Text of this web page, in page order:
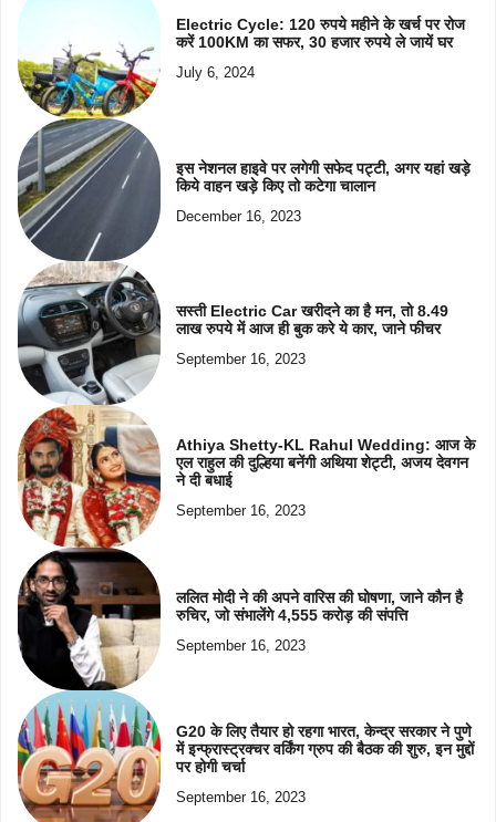
Electric Cycle: 120 रुपये महीने के खर्च पर रोज
करें 100KM का सफर, 30 हजार रुपये ले जायें घर
July 6, 2024
इस नेशनल हाइवे पर लगेगी सफेद पट्टी, अगर यहां खड़े
किये वाहन खड़े किए तो कटेगा चालान
December 16, 2023
सस्ती Electric Car खरीदने का है मन, तो 8.49
लाख रुपये में आज ही बुक करे ये कार, जाने फीचर
September 16, 2023
Athiya Shetty-KL Rahul Wedding: आज के
एल राहुल की दुल्हिया बनेंगी अथिया शेट्टी, अजय देवगन
ने दी बधाई
September 16, 2023
ललित मोदी ने की अपने वारिस की घोषणा, जाने कौन है
रुचिर, जो संभालेंगे 4,555 करोड़ की संपत्ति
September 16, 2023
G20 के लिए तैयार हो रहगा भारत, केन्द्र सरकार ने पुणे
में इन्फ्रास्ट्रक्चर वर्किंग ग्रुप की बैठक की शुरु, इन मुद्दों
पर होगी चर्चा
September 16, 2023